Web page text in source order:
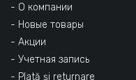
- О компании
- Новые товары
- Акции
- Учетная запись
- Plată și returnare